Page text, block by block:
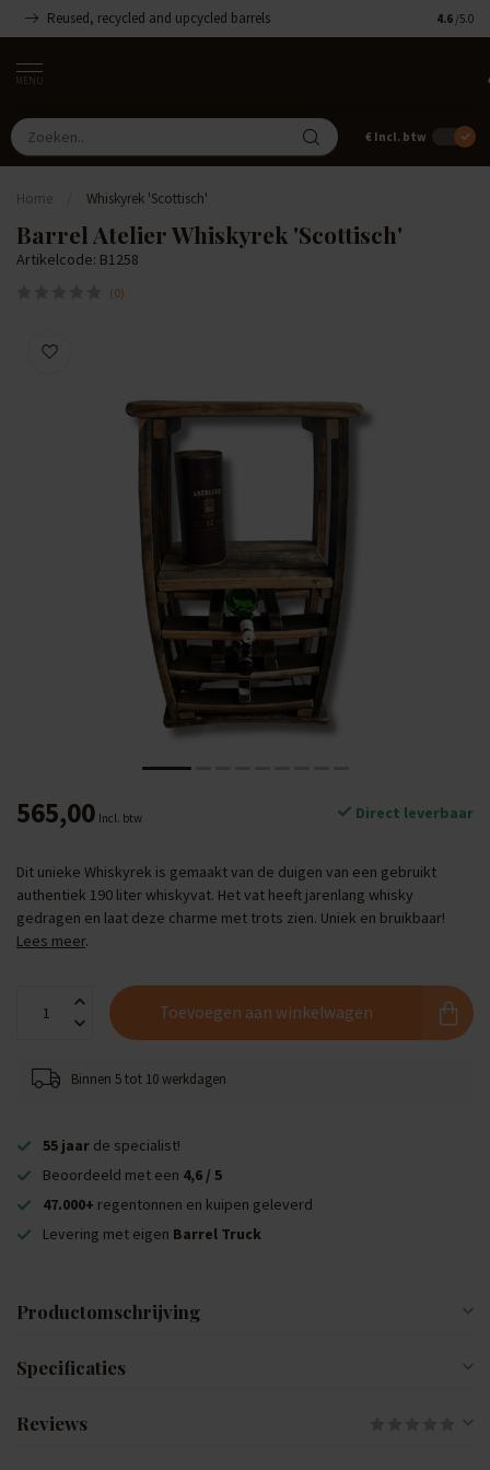
Reused, recycled and upcycled barrels 4.6 /5.0
MENU
€ Incl. btw
Home Whiskyrek 'Scottisch'
Barrel Atelier Whiskyrek 'Scottisch'
Artikelcode: B1258
(0)
565,00 Incl. btw Direct leverbaar
Dit unieke Whiskyrek is gemaakt van de duigen van een gebruikt
authentiek 190 liter whiskyvat. Het vat heeft jarenlang whisky
gedragen en laat deze charme met trots zien. Uniek en bruikbaar!
Lees meer.
Toevoegen aan winkelwagen
Binnen 5 tot 10 werkdagen
55 jaar de specialist!
Beoordeeld met een 4,6 / 5
47.000+ regentonnen en kuipen geleverd
Levering met eigen Barrel Truck
Productomschrijving
Specificaties
Reviews